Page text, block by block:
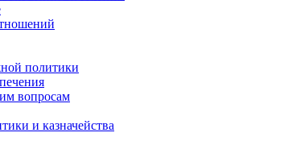
политики
вопросам
и казначейства